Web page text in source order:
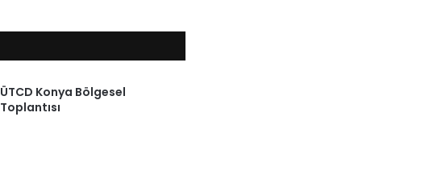
ÜTCD Konya Bölgesel
Toplantısı